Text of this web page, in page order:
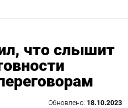
что слышит
Обновлено: 18.10.2023